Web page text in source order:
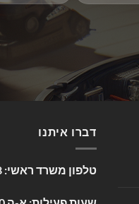
דברו איתנו
טלפון משרד ראשי: